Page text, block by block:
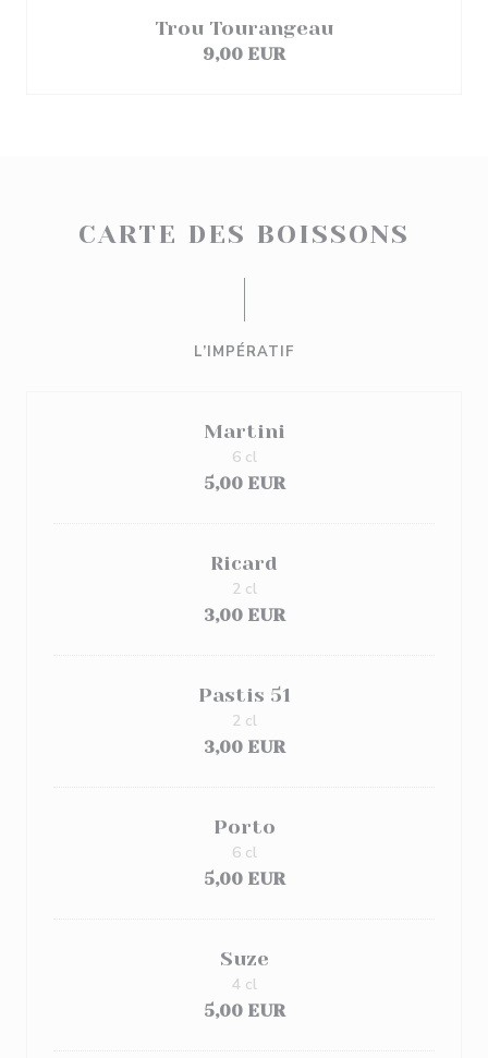
Trou Tourangeau
9,00 EUR
CARTE DES BOISSONS
L’IMPÉRATIF
Martini
5,00 EUR
6 cl
Ricard
3,00 EUR
2 cl
Pastis 51
3,00 EUR
2 cl
Porto
5,00 EUR
6 cl
Suze
5,00 EUR
4 cl